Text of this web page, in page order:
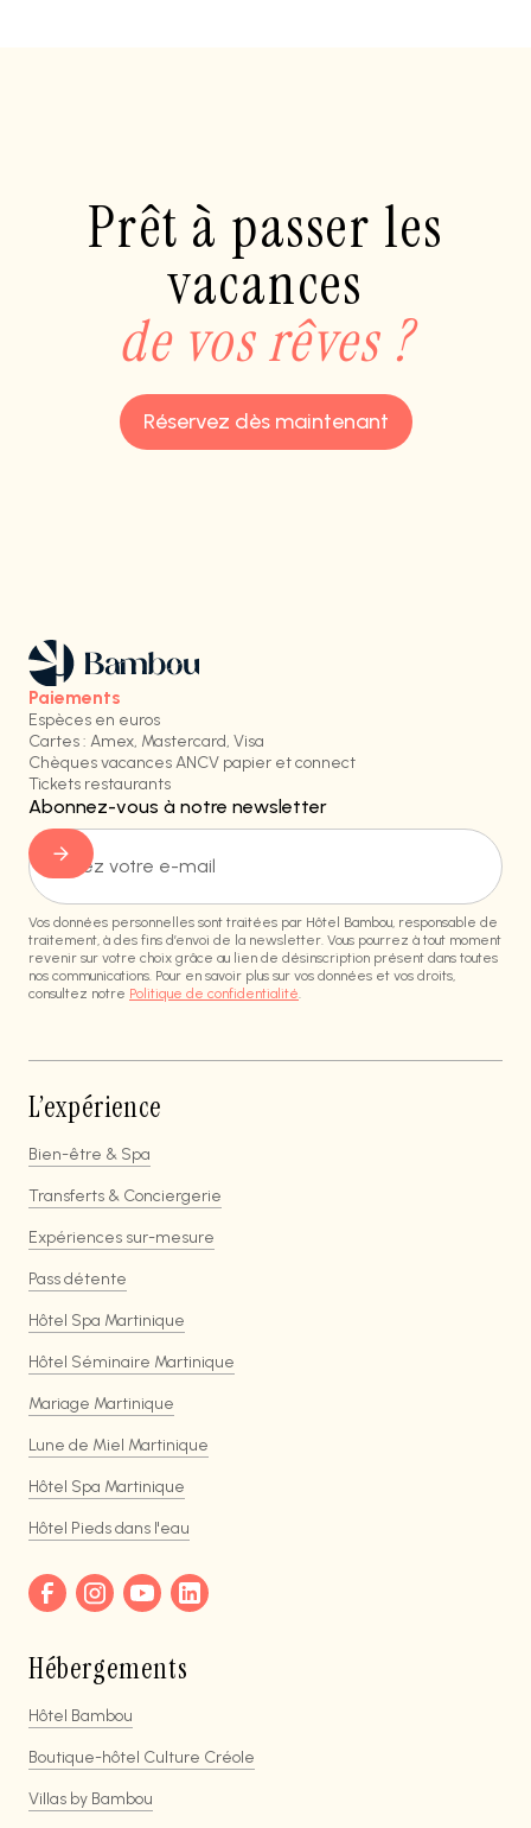
Prêt à passer les
vacances
de vos rêves ?
Réservez dès maintenant
Paiements
Espèces en euros
Cartes : Amex, Mastercard, Visa
Chèques vacances ANCV papier et connect
Tickets restaurants
Abonnez-vous à notre newsletter
Vos données personnelles sont traitées par Hôtel Bambou, responsable de
traitement, à des fins d’envoi de la newsletter. Vous pourrez à tout moment
revenir sur votre choix grâce au lien de désinscription présent dans toutes
nos communications. Pour en savoir plus sur vos données et vos droits,
consultez notre Politique de confidentialité
L’expérience
Bien-être & Spa
Transferts & Conciergerie
Expériences sur-mesure
Pass détente
Hôtel Spa Martinique
Hôtel Séminaire Martinique
Mariage Martinique
Lune de Miel Martinique
Hôtel Spa Martinique
Hôtel Pieds dans l'eau
Hébergements
Hôtel Bambou
Boutique-hôtel Culture Créole
Villas by Bambou